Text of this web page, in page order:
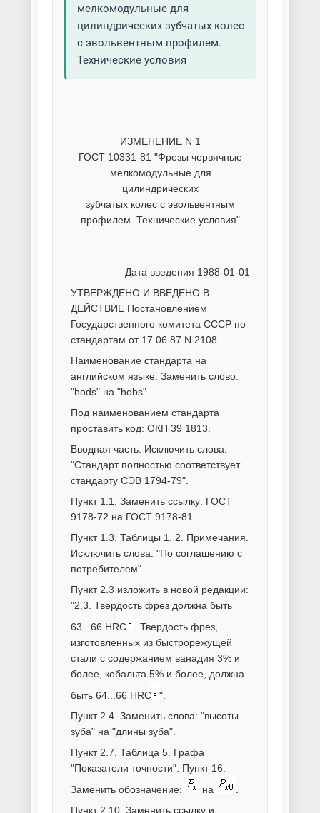
мелкомодульные для
цилиндрических зубчатых колес
с эвольвентным профилем.
Технические условия